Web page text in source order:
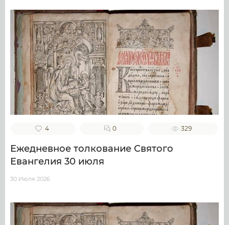
4 0 329
Ежедневное толкование Святого
Евангелия 30 июля
30 Июля 2026